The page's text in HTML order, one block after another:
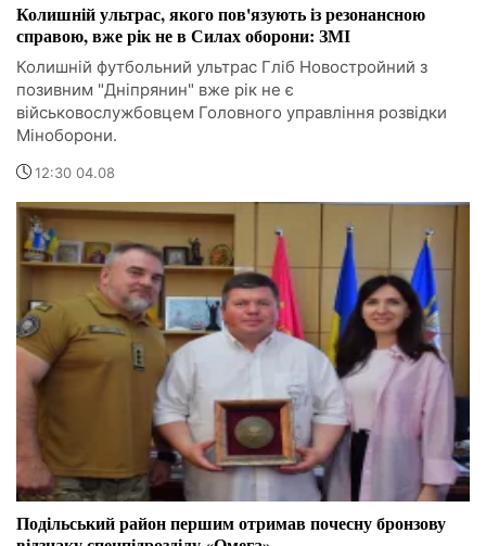
Колишній ультрас, якого пов'язують із резонансною
справою, вже рік не в Силах оборони: ЗМІ
Колишній футбольний ультрас Гліб Новостройний з
позивним "Дніпрянин" вже рік не є
військовослужбовцем Головного управління розвідки
Міноборони.
12:30 04.08
Подільський район першим отримав почесну бронзову